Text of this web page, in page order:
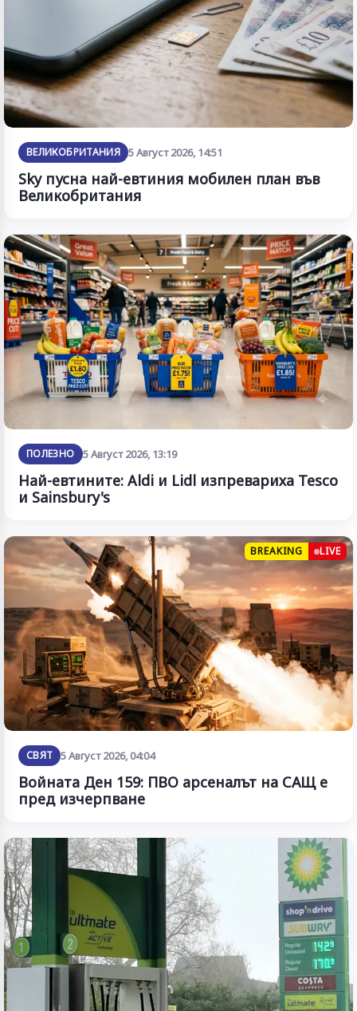
ВЕЛИКОБРИТАНИЯ 5 Август 2026, 14:51
Sky пусна най-евтиния мобилен план във
Великобритания
ПОЛЕЗНО 5 Август 2026, 13:19
Най-евтините: Aldi и Lidl изпревариха Tesco
и Sainsbury's
BREAKING LIVE
СВЯТ 5 Август 2026, 04:04
Войната Ден 159: ПВО арсеналът на САЩ е
пред изчерпване